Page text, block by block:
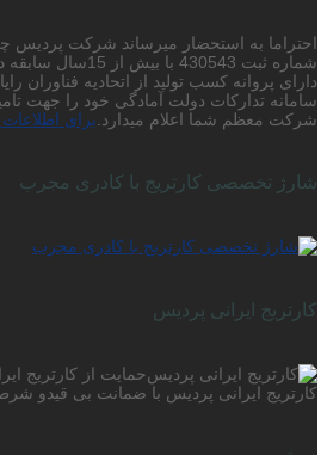
احتراما به استحضار میرساند شرکت پردیس
شماره ثبت 430543 با
دارای پروانه کسب تولید از اتحادیه فناوران
سامانه تدارکات دولت آمادگی خود را جهت
شرکت معظم شما اعلام میدارد. برای اطلاعات
شارژ تخصصی کارتریج با کادری مجرب
کارتریج ایرانی پردیس
حمایت از کارتریج
کارتریج ایرانی پردیس با ضمانت بی قیدو شرط